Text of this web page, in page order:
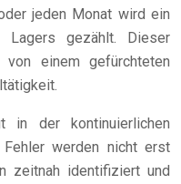
jeden Monat wird ein
Lagers gezählt. Dieser
einem gefürchteten
in der kontinuierlichen
Fehler werden nicht erst
zeitnah identifiziert und